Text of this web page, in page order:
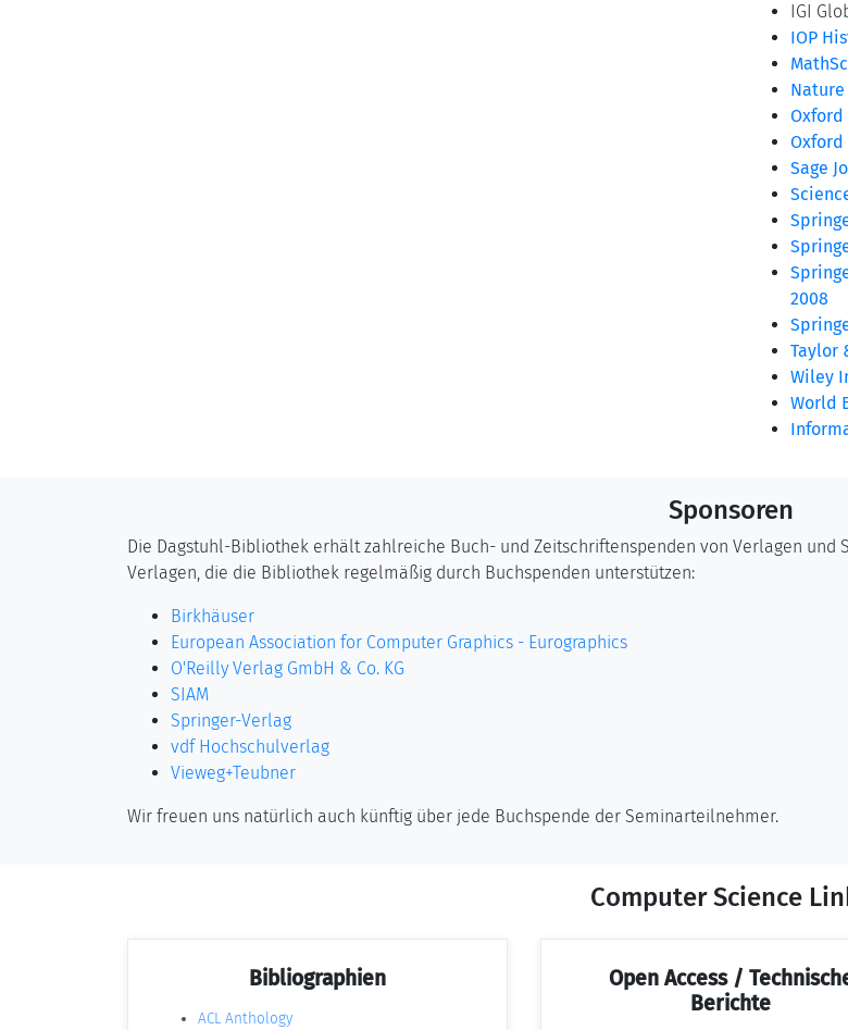
IGI
IOP
Oxford
Oxford
Sage
2008
Taylor
Wiley
World
Sponsoren
Die Dagstuhl-Bibliothek erhält zahlreiche Buch- und Zeitschriftenspenden von Verlagen
Verlagen, die die Bibliothek regelmäßig durch Buchspenden unterstützen:
Birkhäuser
European Association for Computer Graphics - Eurographics
O'Reilly Verlag GmbH & Co. KG
SIAM
Springer-Verlag
vdf Hochschulverlag
Vieweg+Teubner
Wir freuen uns natürlich auch künftig über jede Buchspende der Seminarteilnehmer.
Computer Science
Bibliographien
ACL Anthology
Open Access /
Berichte